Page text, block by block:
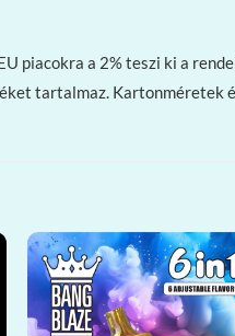
piacokra a 2% teszi ki a
tartalmaz. Kartonméretek